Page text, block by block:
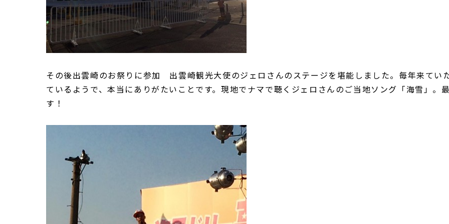
その後出雲崎のお祭りに参加 出雲崎観光大使のジェロさんのステージを堪能しました。毎年来てい
ているようで、本当にありがたいことです。現地でナマで聴くジェロさんのご当地ソング「海雪」。
す！